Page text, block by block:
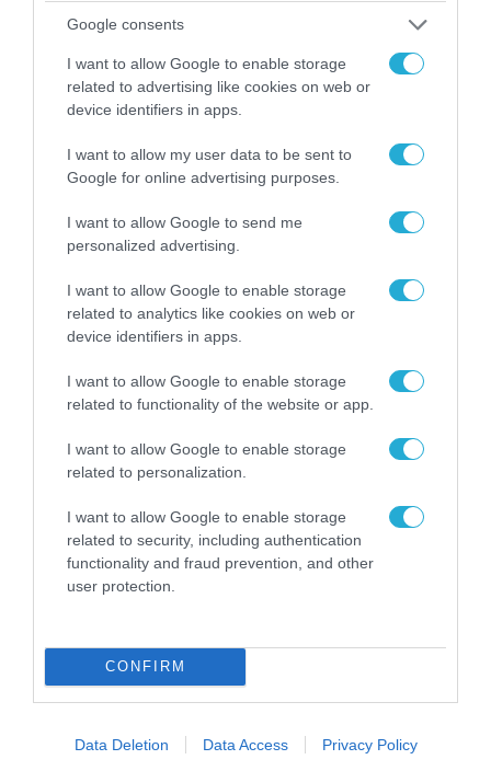
Google consents
I want to allow Google to enable storage
related to advertising like cookies on web or
device identifiers in apps.
I want to allow my user data to be sent to
Google for online advertising purposes.
I want to allow Google to send me
personalized advertising.
I want to allow Google to enable storage
related to analytics like cookies on web or
device identifiers in apps.
I want to allow Google to enable storage
related to functionality of the website or app.
I want to allow Google to enable storage
related to personalization.
I want to allow Google to enable storage
related to security, including authentication
functionality and fraud prevention, and other
user protection.
CONFIRM
Data Deletion Data Access Privacy Policy
08.08.2026 | 09:02
«Η απόλυτη τραγωδία»: Η «αιχμηρή» ανάρτηση
Βίντεο: Ρωσική βόμβα FAB-3000 «εξαφανίζει
από τον χάρτη» σημείο διέλευσης των
ουκρανικών δυνάμεων στην Ζαπορίζια